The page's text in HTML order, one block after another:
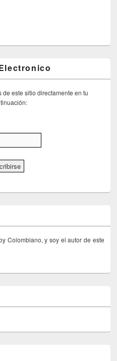
este sitio directamente en tu
Colombiano, y soy el autor de este